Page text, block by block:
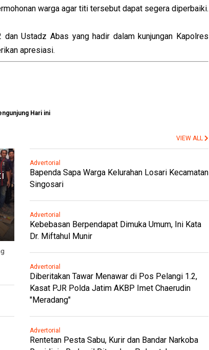
warga agar titi tersebut dapat segera diperbaiki.
Ustadz Abas yang hadir dalam kunjungan Kapolres
apresiasi.
Hari ini
VIEW ALL
Advertorial
Bapenda Sapa Warga Kelurahan Losari Kecamatan
Singosari
Advertorial
Kebebasan Berpendapat Dimuka Umum, Ini Kata
Dr. Miftahul Munir
Advertorial
Diberitakan Tawar Menawar di Pos Pelangi 1.2,
Kasat PJR Polda Jatim AKBP Imet Chaerudin
"Meradang"
Advertorial
Rentetan Pesta Sabu, Kurir dan Bandar Narkoba